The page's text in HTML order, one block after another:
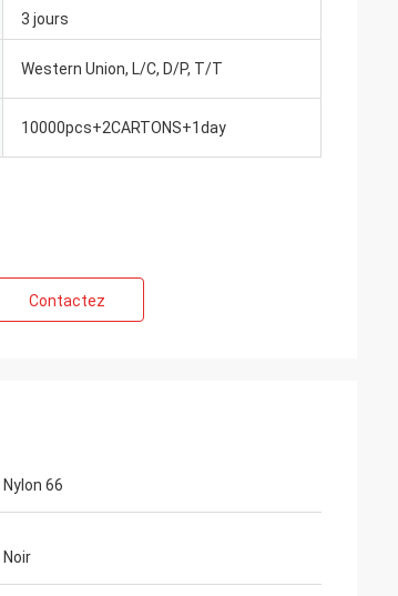
3 jours
Western Union, L/C, D/P, T/T
10000pcs+2CARTONS+1day
Contactez
Nylon 66
Noir